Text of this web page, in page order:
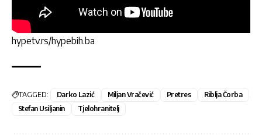
hypetv.rs/hypebih.ba
TAGGED: Darko Lazić Miljan Vračević Pretres
Riblja Čorba
Stefan Usiljanin
Tjelohranitelj